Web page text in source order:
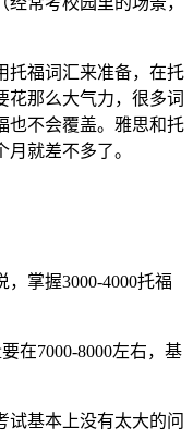
福词汇来准备，在托
花那么大气力，很多词
也不会覆盖。雅思和托
就差不多了。
掌握3000-4000托福
7000-8000左右，基
基本上没有太大的问